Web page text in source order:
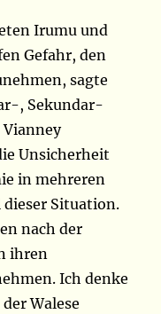
Irumu und
Gefahr, den
sagte
, Sekundar-
Vianney
Unsicherheit
in mehreren
dieser Situation.
nach der
ihren
Ich denke
Walese